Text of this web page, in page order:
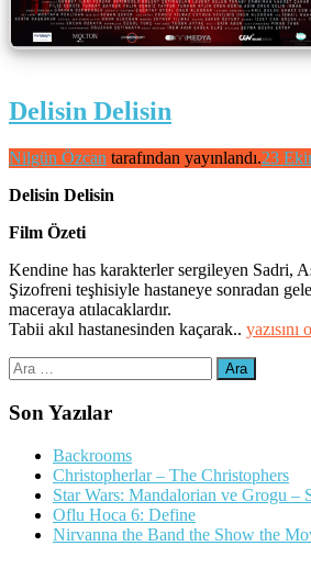
Delisin Delisin
Nilgün Özcan tarafından yayınlandı.23
Delisin Delisin
Film Özeti
Kendine has karakterler sergileyen Sadri,
Şizofreni teşhisiyle hastaneye sonradan
maceraya atılacaklardır.
Tabii akıl hastanesinden kaçarak.. “Delisin
Arama:
Son Yazılar
Backrooms
Christopherlar – The Christophers
Star Wars: Mandalorian ve Grogu –
Oflu Hoca 6: Define
Nirvanna the Band the Show the